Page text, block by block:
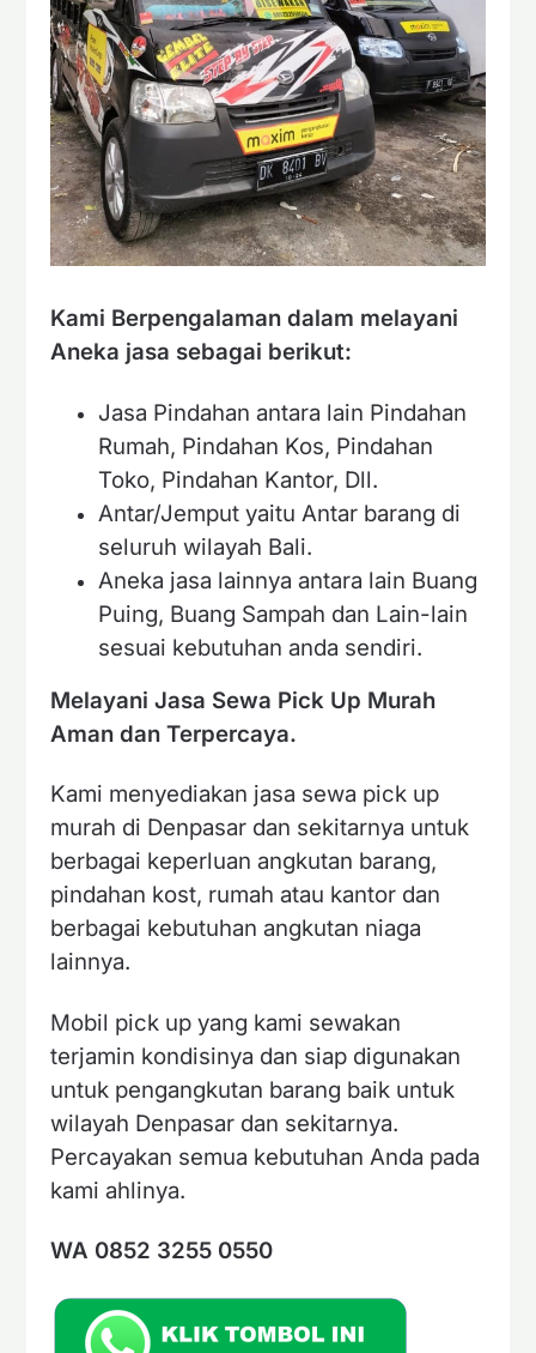
Kami Berpengalaman dalam melayani
Aneka jasa sebagai berikut:
Jasa Pindahan antara lain Pindahan
Rumah, Pindahan Kos, Pindahan
Toko, Pindahan Kantor, Dll.
Antar/Jemput yaitu Antar barang di
seluruh wilayah Bali.
Aneka jasa lainnya antara lain Buang
Puing, Buang Sampah dan Lain-lain
sesuai kebutuhan anda sendiri.
Melayani Jasa Sewa Pick Up Murah
Aman dan Terpercaya.
Kami menyediakan jasa sewa pick up
murah di Denpasar dan sekitarnya untuk
berbagai keperluan angkutan barang,
pindahan kost, rumah atau kantor dan
berbagai kebutuhan angkutan niaga
lainnya.
Mobil pick up yang kami sewakan
terjamin kondisinya dan siap digunakan
untuk pengangkutan barang baik untuk
wilayah Denpasar dan sekitarnya.
Percayakan semua kebutuhan Anda pada
kami ahlinya.
WA 0852 3255 0550